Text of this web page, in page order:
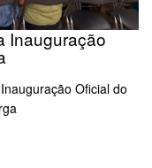
Inauguração
Oficial do